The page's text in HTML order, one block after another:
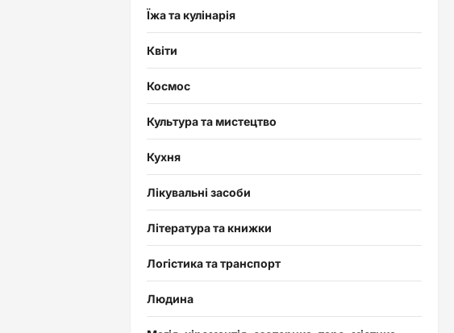
Їжа та кулінарія
Квіти
Космос
Культура та мистецтво
Кухня
Лікувальні засоби
Література та книжки
Логістика та транспорт
Людина